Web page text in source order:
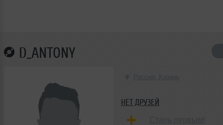
D_ANTONY
НЕТ ДРУЗЕЙ